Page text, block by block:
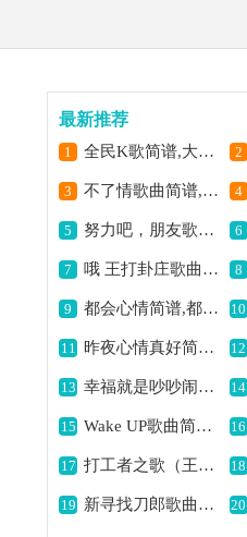
最新推荐
1 全民K歌简谱,大众喜爱之曲 2
3 不了情歌曲简谱,深情旋律动人心 4
5 努力吧，朋友歌曲简谱,激励奋进之旋律 6
7 哦 王打卦庄歌曲简谱,独特乡韵之佳作 8
9 都会心情简谱,都市情绪写照 10
11 昨夜心情真好简谱,展现愉悦之感 12
13 幸福就是吵吵闹闹简谱,诠释平凡小幸福 14
15 Wake UP歌曲简谱,唤醒活力之音 16
17 打工者之歌（王玉庆 词曲）歌曲简谱,唱出打工者心声 18
19 新寻找刀郎歌曲简谱,探寻刀郎独特魅力 20